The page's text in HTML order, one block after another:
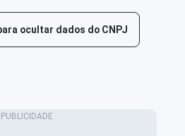
ocultar dados do CNPJ